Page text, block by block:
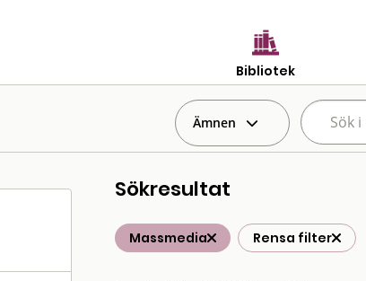
Bibliotek
Ämnen
Sökresultat
Massmedia Rensa filter